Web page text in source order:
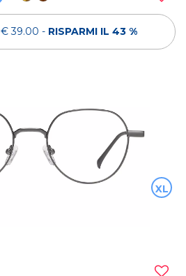
€ 39.00 - RISPARMI IL 43 %
XL